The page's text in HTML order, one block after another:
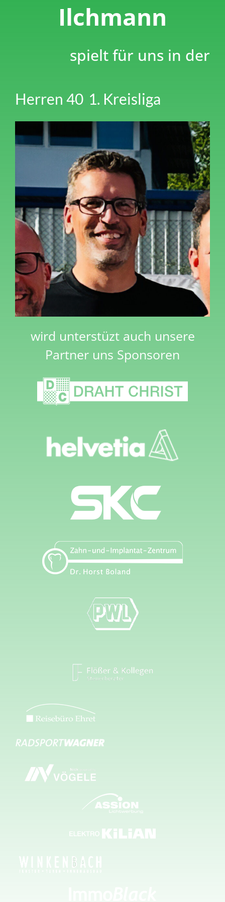
Ilchmann
spielt für uns in der
Herren 40 1. Kreisliga
wird unterstüzt auch unsere
Partner uns Sponsoren